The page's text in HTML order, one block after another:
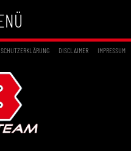
DISCLAIMER IMPRESSUM